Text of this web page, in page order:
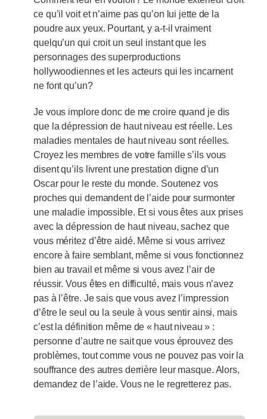
ce qu’il voit et n’aime pas qu’on lui jette de la
poudre aux yeux. Pourtant, y a-t-il vraiment
quelqu’un qui croit un seul instant que les
personnages des superproductions
hollywoodiennes et les acteurs qui les incarnent
ne font qu’un?
Je vous implore donc de me croire quand je dis
que la dépression de haut niveau est réelle. Les
maladies mentales de haut niveau sont réelles.
Croyez les membres de votre famille s’ils vous
disent qu’ils livrent une prestation digne d’un
Oscar pour le reste du monde. Soutenez vos
proches qui demandent de l’aide pour surmonter
une maladie impossible. Et si vous êtes aux prises
avec la dépression de haut niveau, sachez que
vous méritez d’être aidé. Même si vous arrivez
encore à faire semblant, même si vous fonctionnez
bien au travail et même si vous avez l’air de
réussir. Vous êtes en difficulté, mais vous n’avez
pas à l’être. Je sais que vous avez l’impression
d’être le seul ou la seule à vous sentir ainsi, mais
c’est la définition même de « haut niveau » :
personne d’autre ne sait que vous éprouvez des
problèmes, tout comme vous ne pouvez pas voir la
souffrance des autres derrière leur masque. Alors,
demandez de l’aide. Vous ne le regretterez pas.